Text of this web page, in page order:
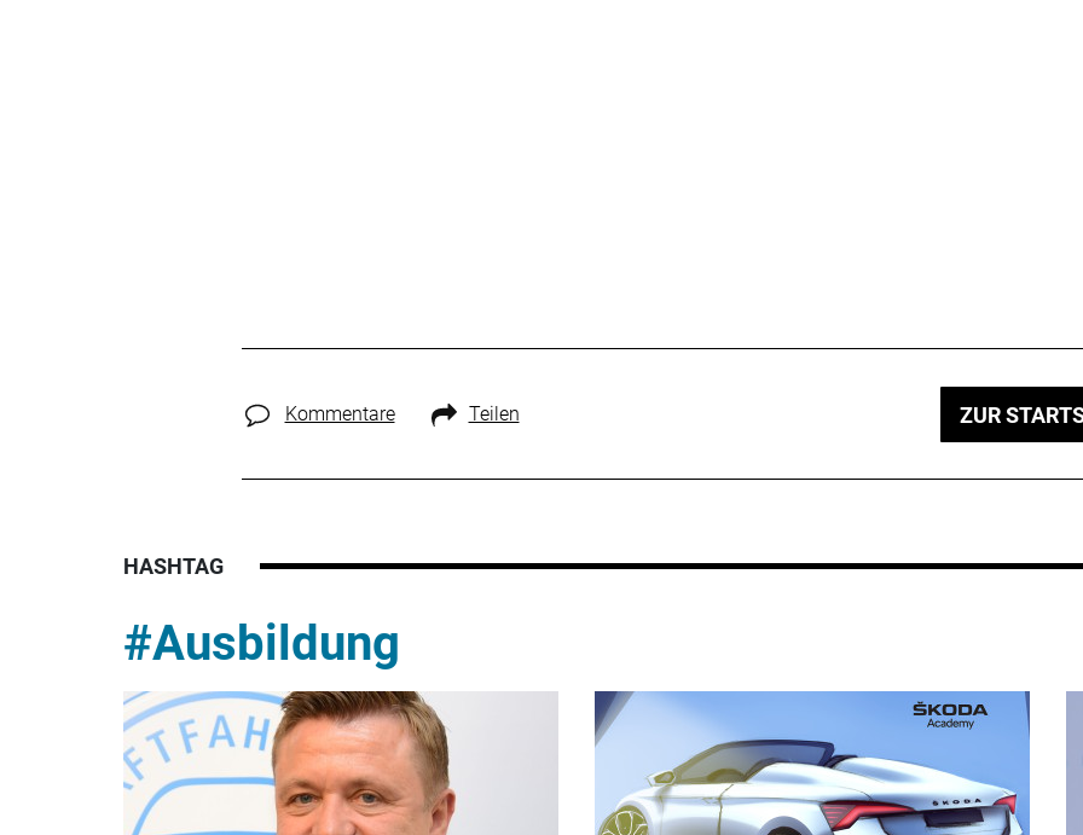
Kommentare Teilen ZUR
HASHTAG
#Ausbildung